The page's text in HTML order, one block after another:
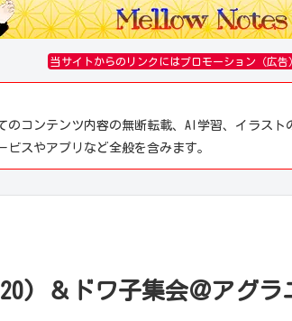
当サイトからのリンクにはプロモーション（広告
コンテンツ内容の無断転載、AI学習、イラス
スやアプリなど全般を含みます。
＆ドワ子集会＠アグラ